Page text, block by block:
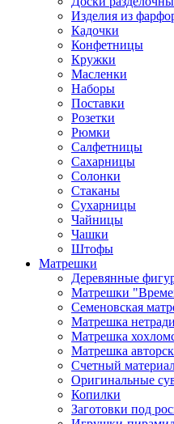
Изделия из
Кадочки
Конфетницы
Кружки
Масленки
Наборы
Поставки
Розетки
Рюмки
Салфетницы
Сахарницы
Солонки
Стаканы
Сухарницы
Чайницы
Чашки
Штофы
Матрешки
Деревянные
Матрешки
Семеновская
Матрешка
Матрешка
Матрешка
Счетный
Оригинальные
Копилки
Заготовки под